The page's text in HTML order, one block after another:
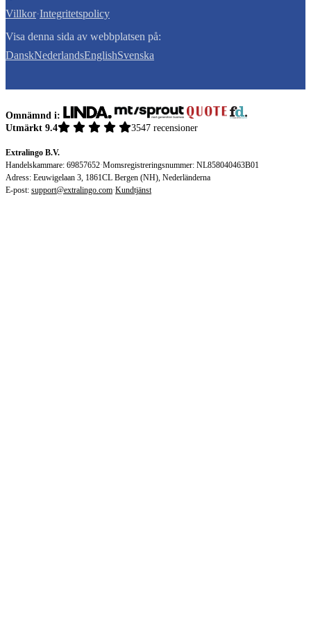
Villkor·Integritetspolicy
Visa denna sida av webbplatsen på:
DanskNederlandsEnglishSvenska
Omnämnd i:
Utmärkt 9.4
3547 recensioner
Extralingo B.V.
Handelskammare: 69857652·Momsregistreringsnummer: NL858040463B01
Adress: Eeuwigelaan 3, 1861CL Bergen (NH), Nederländerna
E-post: support@extralingo.com·Kundtjänst